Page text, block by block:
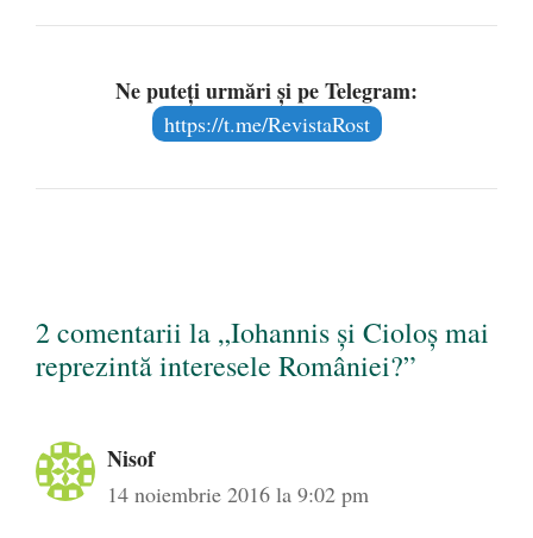
Ne puteți urmări și pe Telegram:
https://t.me/RevistaRost
2 comentarii la „Iohannis și Cioloș mai
reprezintă interesele României?”
Nisof
14 noiembrie 2016 la 9:02 pm